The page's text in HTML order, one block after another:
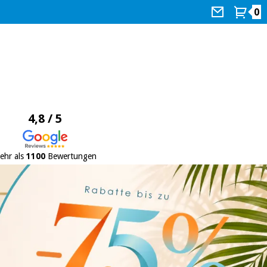
0
4,8 / 5
als1100 Bewertungen